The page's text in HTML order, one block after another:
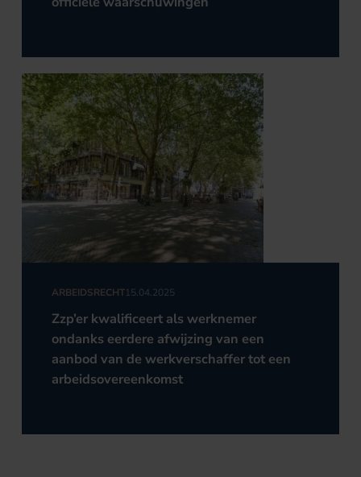
ARBEIDSRECHT15.04.2025
Zzp’er kwalificeert als werknemer
ondanks eerdere afwijzing van een
aanbod van de werkverschaffer tot een
arbeidsovereenkomst